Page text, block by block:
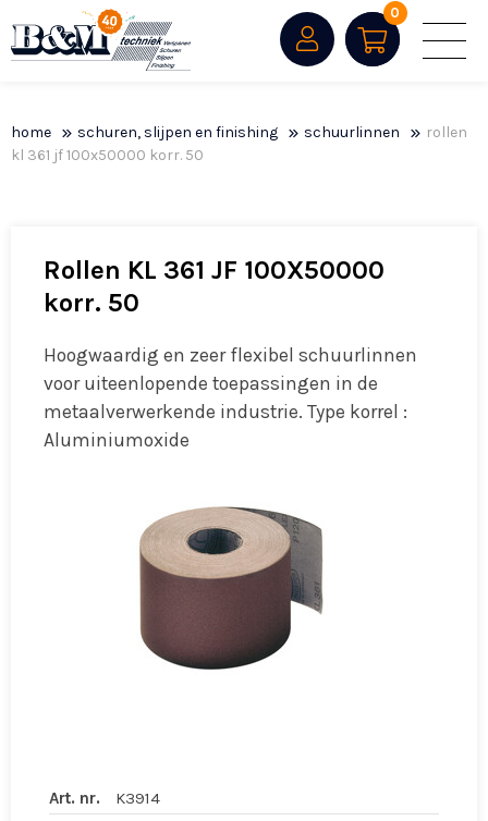
0
home schuren, slijpen en finishing schuurlinnen
rollen
kl 361 jf 100x50000 korr. 50
Rollen KL 361 JF 100X50000
korr. 50
Hoogwaardig en zeer flexibel schuurlinnen
voor uiteenlopende toepassingen in de
metaalverwerkende industrie. Type korrel :
Aluminiumoxide
Art. nr.
K3914